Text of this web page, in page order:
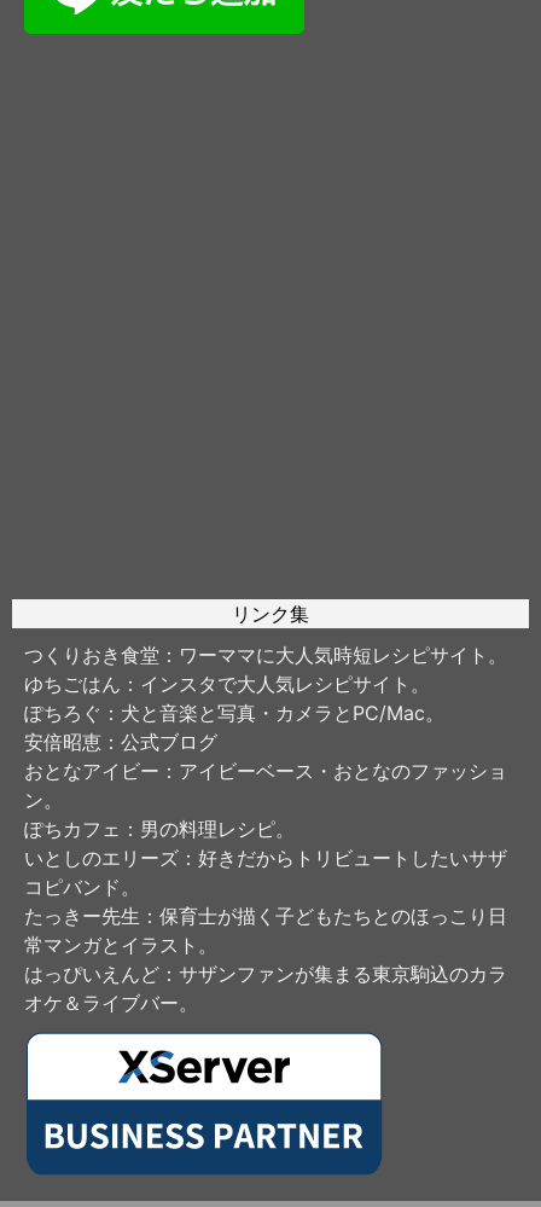
リンク集
つくりおき食堂 ：ワーママに大人気時短レシピサイト。
ゆちごはん ：インスタで大人気レシピサイト。
ぽちろぐ ：犬と音楽と写真・カメラとPC/Mac。
安倍昭恵 ：公式ブログ
おとなアイビー ：アイビーベース・おとなのファッショ
ン。
ぽちカフェ ：男の料理レシピ。
いとしのエリーズ ：好きだからトリビュートしたいサザ
コピバンド。
たっきー先生 ：保育士が描く子どもたちとのほっこり日
常マンガとイラスト。
はっぴいえんど ：サザンファンが集まる東京駒込のカラ
オケ＆ライブバー。